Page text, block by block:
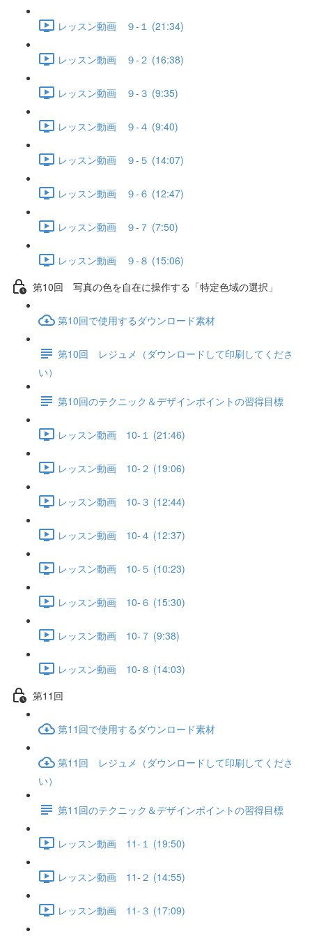
レッスン動画 ９-１ (21:34)
レッスン動画 ９-２ (16:38)
レッスン動画 ９-３ (9:35)
レッスン動画 ９-４ (9:40)
レッスン動画 ９-５ (14:07)
レッスン動画 ９-６ (12:47)
レッスン動画 ９-７ (7:50)
レッスン動画 ９-８ (15:06)
第10回 写真の色を自在に操作する「特定色域の選択」
第10回で使用するダウンロード素材
第10回 レジュメ（ダウンロードして印刷してくださ
い）
第10回のテクニック＆デザインポイントの習得目標
レッスン動画 10-１ (21:46)
レッスン動画 10-２ (19:06)
レッスン動画 10-３ (12:44)
レッスン動画 10-４ (12:37)
レッスン動画 10-５ (10:23)
レッスン動画 10-６ (15:30)
レッスン動画 10-７ (9:38)
レッスン動画 10-８ (14:03)
第11回
第11回で使用するダウンロード素材
第11回 レジュメ（ダウンロードして印刷してくださ
い）
第11回のテクニック＆デザインポイントの習得目標
レッスン動画 11-１ (19:50)
レッスン動画 11-２ (14:55)
レッスン動画 11-３ (17:09)